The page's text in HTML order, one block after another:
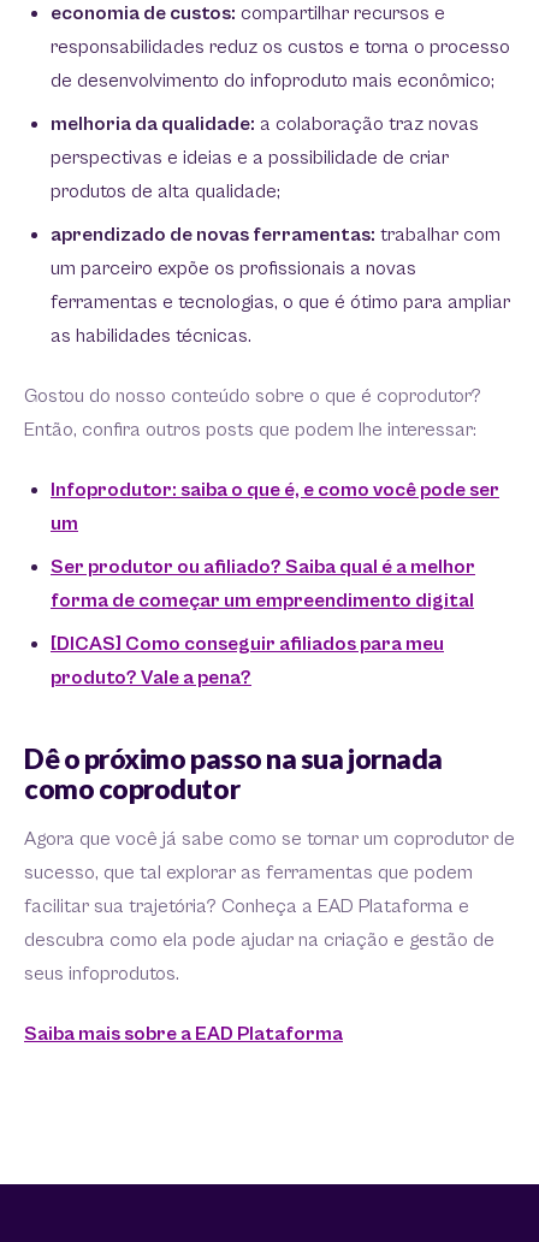
economia de custos: compartilhar recursos e
responsabilidades reduz os custos e torna o processo
de desenvolvimento do infoproduto mais econômico;
melhoria da qualidade: a colaboração traz novas
perspectivas e ideias e a possibilidade de criar
produtos de alta qualidade;
aprendizado de novas ferramentas: trabalhar com
um parceiro expõe os profissionais a novas
ferramentas e tecnologias, o que é ótimo para ampliar
as habilidades técnicas.
Gostou do nosso conteúdo sobre o que é coprodutor?
Então, confira outros posts que podem lhe interessar:
Infoprodutor: saiba o que é, e como você pode ser
um
Ser produtor ou afiliado? Saiba qual é a melhor
forma de começar um empreendimento digital
[DICAS] Como conseguir afiliados para meu
produto? Vale a pena?
Dê o próximo passo na sua jornada
como coprodutor
Agora que você já sabe como se tornar um coprodutor de
sucesso, que tal explorar as ferramentas que podem
facilitar sua trajetória? Conheça a EAD Plataforma e
descubra como ela pode ajudar na criação e gestão de
seus infoprodutos.
Saiba mais sobre a EAD Plataforma